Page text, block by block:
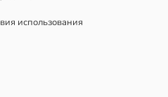
использования